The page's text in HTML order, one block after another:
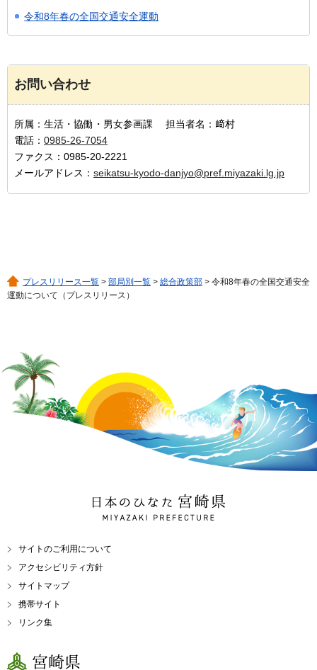
令和8年春の全国交通安全運動
お問い合わせ
所属：生活・協働・男女参画課 担当者名：﨑村
電話： 0985-26-7054
ファクス：0985-20-2221
メールアドレス： seikatsu-kyodo-danjyo@pref.miyazaki.lg.jp
プレスリリース一覧 > 部局別一覧 > 総合政策部 > 令和8年春の全国交通安全
運動について（プレスリリース）
日本のひなた 宮崎県
MIYAZAKI PREFECTURE
サイトのご利用について
アクセシビリティ方針
サイトマップ
携帯サイト
リンク集
宮崎県